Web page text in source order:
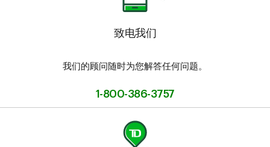
致电我们
我们的顾问随时为您解答任何问题。
1-800-386-3757